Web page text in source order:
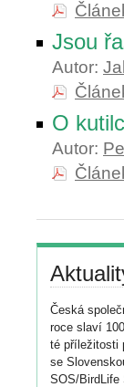
Jsou
Autor:
O
Autor:
Česká
roce slaví
té příležitosti
se
SOS/BirdLife